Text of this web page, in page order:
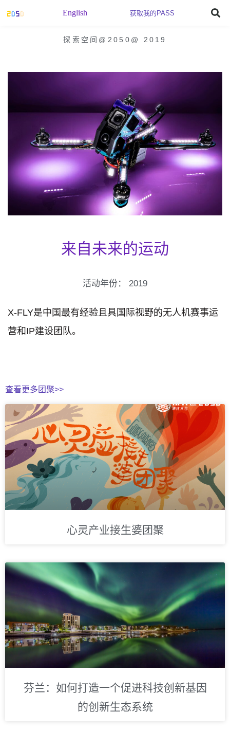
English 获取我的PASS
探索空间@2050 @ 2019
来自未来的运动
活动年份： 2019
X-FLY是中国最有经验且具国际视野的无人机赛事运
营和IP建设团队。
查看更多团聚>>
心灵产业接生婆团聚
芬兰：如何打造一个促进科技创新基因
的创新生态系统